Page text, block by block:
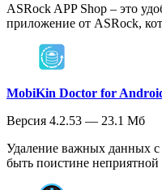
ASRock APP Shop – это
приложение от ASRock,
MobiKin Doctor for
Версия 4.2.53 — 23.1 Мб
Удаление важных данных с
быть поистине